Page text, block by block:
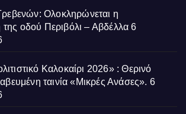
Ολοκληρώνεται η
οδού Περιβόλι – Αβδέλλα 6
Καλοκαίρι 2026» : Θερινό
ταινία «Μικρές Ανάσες». 6